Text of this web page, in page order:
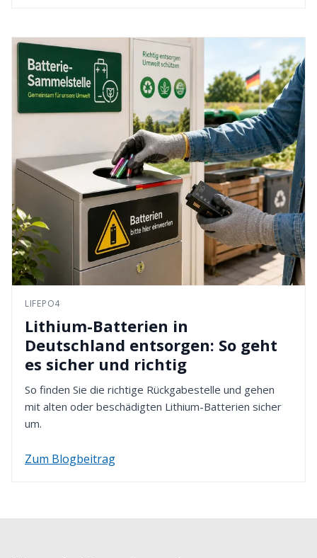
LIFEPO4
Lithium-Batterien in
Deutschland entsorgen: So geht
es sicher und richtig
So finden Sie die richtige Rückgabestelle und gehen
mit alten oder beschädigten Lithium-Batterien sicher
um.
Zum Blogbeitrag